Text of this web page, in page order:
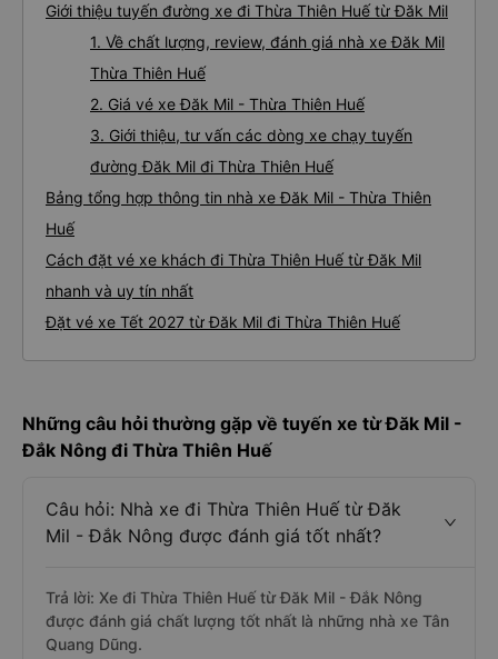
Giới thiệu tuyến đường xe đi Thừa Thiên Huế từ Đăk Mil
1. Về chất lượng, review, đánh giá nhà xe Đăk Mil
Thừa Thiên Huế
2. Giá vé xe Đăk Mil - Thừa Thiên Huế
3. Giới thiệu, tư vấn các dòng xe chạy tuyến
đường Đăk Mil đi Thừa Thiên Huế
Bảng tổng hợp thông tin nhà xe Đăk Mil - Thừa Thiên
Huế
Cách đặt vé xe khách đi Thừa Thiên Huế từ Đăk Mil
nhanh và uy tín nhất
Đặt vé xe Tết 2027 từ Đăk Mil đi Thừa Thiên Huế
Những câu hỏi thường gặp về tuyến xe từ Đăk Mil -
Đắk Nông đi Thừa Thiên Huế
Câu hỏi: Nhà xe đi Thừa Thiên Huế từ Đăk
Mil - Đắk Nông được đánh giá tốt nhất?
Trả lời: Xe đi Thừa Thiên Huế từ Đăk Mil - Đắk Nông
được đánh giá chất lượng tốt nhất là những nhà xe Tân
Quang Dũng.